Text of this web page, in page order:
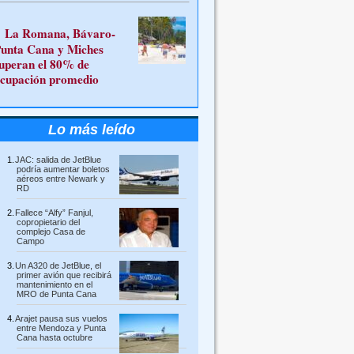
La Romana, Bávaro-
Cana y Miches
el 80% de
promedio
Lo más leído
JAC: salida de JetBlue
podría aumentar boletos
aéreos entre Newark y
RD
Fallece “Alfy” Fanjul,
copropietario del
complejo Casa de
Campo
Un A320 de JetBlue, el
primer avión que recibirá
mantenimiento en el
MRO de Punta Cana
Arajet pausa sus vuelos
entre Mendoza y Punta
Cana hasta octubre